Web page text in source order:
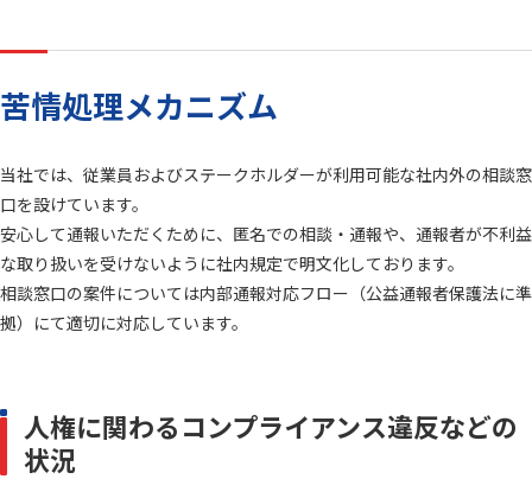
苦情処理メカニズム
当社では、従業員およびステークホルダーが利用可能な社内外の相談窓
口を設けています。
安心して通報いただくために、匿名での相談・通報や、通報者が不利益
な取り扱いを受けないように社内規定で明文化しております。
相談窓口の案件については内部通報対応フロー（公益通報者保護法に準
拠）にて適切に対応しています。
人権に関わるコンプライアンス違反などの
状況